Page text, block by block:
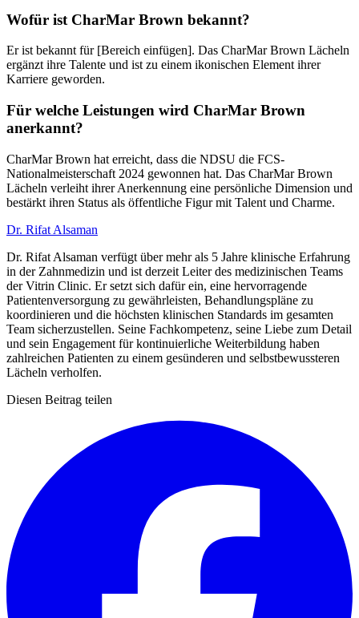
Wofür ist CharMar Brown bekannt?
Er ist bekannt für [Bereich einfügen]. Das CharMar Brown Lächeln
ergänzt ihre Talente und ist zu einem ikonischen Element ihrer
Karriere geworden.
Für welche Leistungen wird CharMar Brown
anerkannt?
CharMar Brown hat erreicht, dass die NDSU die FCS-
Nationalmeisterschaft 2024 gewonnen hat. Das CharMar Brown
Lächeln verleiht ihrer Anerkennung eine persönliche Dimension und
bestärkt ihren Status als öffentliche Figur mit Talent und Charme.
Dr. Rifat Alsaman
Dr. Rifat Alsaman verfügt über mehr als 5 Jahre klinische Erfahrung
in der Zahnmedizin und ist derzeit Leiter des medizinischen Teams
der Vitrin Clinic. Er setzt sich dafür ein, eine hervorragende
Patientenversorgung zu gewährleisten, Behandlungspläne zu
koordinieren und die höchsten klinischen Standards im gesamten
Team sicherzustellen. Seine Fachkompetenz, seine Liebe zum Detail
und sein Engagement für kontinuierliche Weiterbildung haben
zahlreichen Patienten zu einem gesünderen und selbstbewussteren
Lächeln verholfen.
Diesen Beitrag teilen